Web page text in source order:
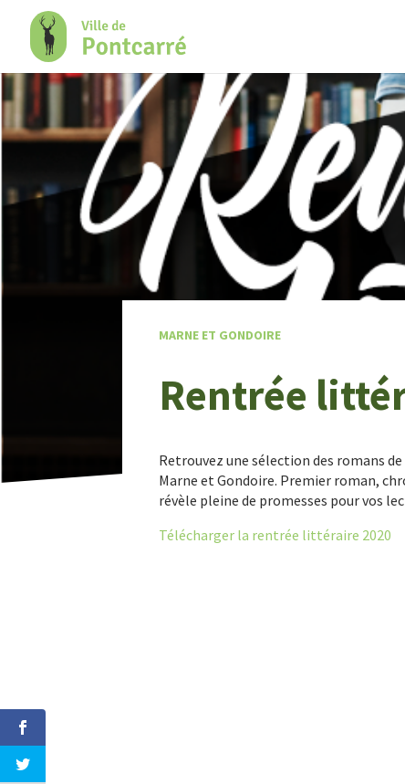
Confort +
MARNE ET GONDOIRE
Rentrée
Retrouvez une sélection des romans
Marne et Gondoire. Premier roman,
révèle pleine de promesses pour vos
Télécharger la rentrée littéraire 2020